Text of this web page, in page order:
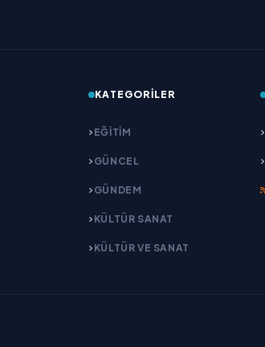
KATEGORILER
EĞITIM
GÜNCEL
GÜNDEM
KÜLTÜR SANAT
KÜLTÜR VE SANAT